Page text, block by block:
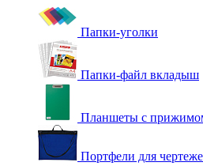
Папки-уголки
Папки-файл вкладыш
Планшеты с
Портфели для